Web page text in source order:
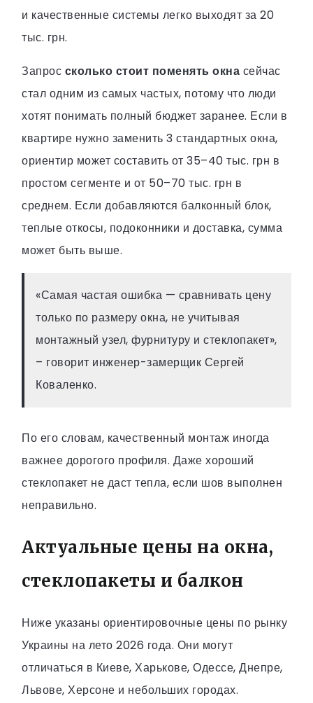
и качественные системы легко выходят за 20
тыс. грн.
Запрос сколько стоит поменять окна сейчас
стал одним из самых частых, потому что люди
хотят понимать полный бюджет заранее. Если в
квартире нужно заменить 3 стандартных окна,
ориентир может составить от 35–40 тыс. грн в
простом сегменте и от 50–70 тыс. грн в
среднем. Если добавляются балконный блок,
теплые откосы, подоконники и доставка, сумма
может быть выше.
«Самая частая ошибка — сравнивать цену
только по размеру окна, не учитывая
монтажный узел, фурнитуру и стеклопакет»,
– говорит инженер-замерщик Сергей
Коваленко.
По его словам, качественный монтаж иногда
важнее дорогого профиля. Даже хороший
стеклопакет не даст тепла, если шов выполнен
неправильно.
Актуальные цены на окна,
стеклопакеты и балкон
Ниже указаны ориентировочные цены по рынку
Украины на лето 2026 года. Они могут
отличаться в Киеве, Харькове, Одессе, Днепре,
Львове, Херсоне и небольших городах.